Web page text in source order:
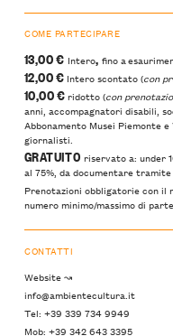
COME PARTECIPARE
13,00 € Intero, fino a
12,00 € Intero scontato (con
10,00 €ridotto (con
anni, accompagnatori disabili,
Abbonamento Musei Piemonte e
giornalisti.
GRATUITO riservato a: under
al 75%, da documentare
Prenotazioni obbligatorie con il
numero minimo/massimo di
CONTATTI
Website ↝
info@ambientecultura.it
Tel: +39 339 734 9949
Mob: +39 342 643 3395